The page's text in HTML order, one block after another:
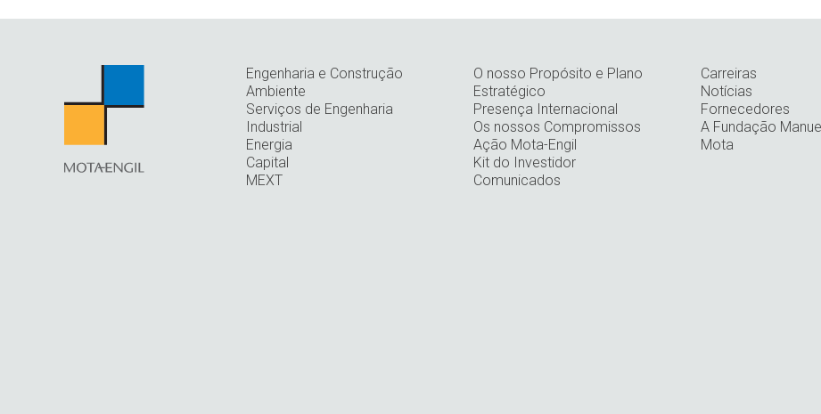
Engenharia e Construção
Ambiente
Serviços de Engenharia
Industrial
Energia
Capital
MEXT
O nosso Propósito e Plano
Estratégico
Presença Internacional
Os nossos Compromissos
Ação Mota-Engil
Kit do Investidor
Comunicados
Carreiras
Notícias
Fornecedores
A Fundação
Mota